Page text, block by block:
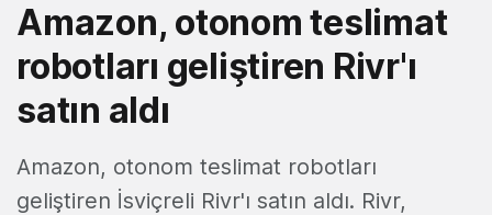
Amazon, otonom teslimat
robotları geliştiren Rivr'ı
satın aldı
Amazon, otonom teslimat robotları
geliştiren İsviçreli Rivr'ı satın aldı. Rivr,